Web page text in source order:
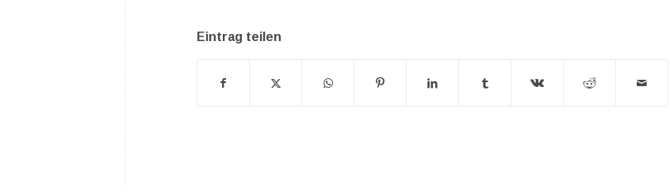
Eintrag teilen